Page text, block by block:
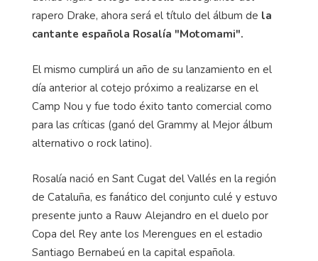
rapero Drake, ahora será el título del álbum de la
cantante española Rosalía "Motomami".
El mismo cumplirá un año de su lanzamiento en el
día anterior al cotejo próximo a realizarse en el
Camp Nou y fue todo éxito tanto comercial como
para las críticas (ganó del Grammy al Mejor álbum
alternativo o rock latino).
Rosalía nació en Sant Cugat del Vallés en la región
de Cataluña, es fanático del conjunto culé y estuvo
presente junto a Rauw Alejandro en el duelo por
Copa del Rey ante los Merengues en el estadio
Santiago Bernabeú en la capital española.